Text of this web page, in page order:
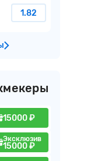
1.82
15000 ₽
Эксклюзив
15000 ₽